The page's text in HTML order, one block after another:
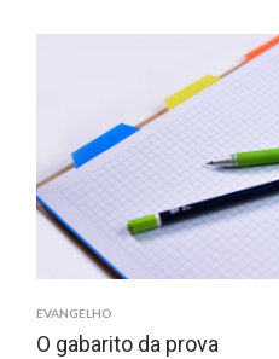
EVANGELHO
O gabarito da prova